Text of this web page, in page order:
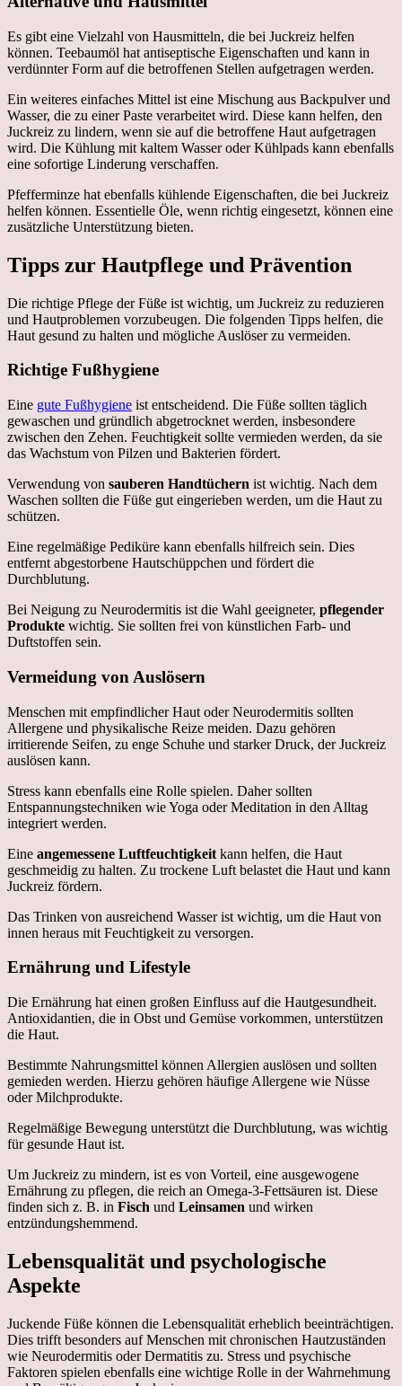
Es gibt eine Vielzahl von Hausmitteln, die bei Juckreiz helfen
können. Teebaumöl hat antiseptische Eigenschaften und kann in
verdünnter Form auf die betroffenen Stellen aufgetragen werden.
Ein weiteres einfaches Mittel ist eine Mischung aus Backpulver und
Wasser, die zu einer Paste verarbeitet wird. Diese kann helfen, den
Juckreiz zu lindern, wenn sie auf die betroffene Haut aufgetragen
wird. Die Kühlung mit kaltem Wasser oder Kühlpads kann ebenfalls
eine sofortige Linderung verschaffen.
Pfefferminze hat ebenfalls kühlende Eigenschaften, die bei Juckreiz
helfen können. Essentielle Öle, wenn richtig eingesetzt, können eine
zusätzliche Unterstützung bieten.
Tipps zur Hautpflege und Prävention
Die richtige Pflege der Füße ist wichtig, um Juckreiz zu reduzieren
und Hautproblemen vorzubeugen. Die folgenden Tipps helfen, die
Haut gesund zu halten und mögliche Auslöser zu vermeiden.
Richtige Fußhygiene
Eine gute Fußhygiene ist entscheidend. Die Füße sollten täglich
gewaschen und gründlich abgetrocknet werden, insbesondere
zwischen den Zehen. Feuchtigkeit sollte vermieden werden, da sie
das Wachstum von Pilzen und Bakterien fördert.
Verwendung von sauberen Handtüchern ist wichtig. Nach dem
Waschen sollten die Füße gut eingerieben werden, um die Haut zu
schützen.
Eine regelmäßige Pediküre kann ebenfalls hilfreich sein. Dies
entfernt abgestorbene Hautschüppchen und fördert die
Durchblutung.
Bei Neigung zu Neurodermitis ist die Wahl geeigneter, pflegender
Produkte wichtig. Sie sollten frei von künstlichen Farb- und
Duftstoffen sein.
Vermeidung von Auslösern
Menschen mit empfindlicher Haut oder Neurodermitis sollten
Allergene und physikalische Reize meiden. Dazu gehören
irritierende Seifen, zu enge Schuhe und starker Druck, der Juckreiz
auslösen kann.
Stress kann ebenfalls eine Rolle spielen. Daher sollten
Entspannungstechniken wie Yoga oder Meditation in den Alltag
integriert werden.
Eine angemessene Luftfeuchtigkeit kann helfen, die Haut
geschmeidig zu halten. Zu trockene Luft belastet die Haut und kann
Juckreiz fördern.
Das Trinken von ausreichend Wasser ist wichtig, um die Haut von
innen heraus mit Feuchtigkeit zu versorgen.
Ernährung und Lifestyle
Die Ernährung hat einen großen Einfluss auf die Hautgesundheit.
Antioxidantien, die in Obst und Gemüse vorkommen, unterstützen
die Haut.
Bestimmte Nahrungsmittel können Allergien auslösen und sollten
gemieden werden. Hierzu gehören häufige Allergene wie Nüsse
oder Milchprodukte.
Regelmäßige Bewegung unterstützt die Durchblutung, was wichtig
für gesunde Haut ist.
Um Juckreiz zu mindern, ist es von Vorteil, eine ausgewogene
Ernährung zu pflegen, die reich an Omega-3-Fettsäuren ist. Diese
finden sich z. B. in Fisch und Leinsamen und wirken
entzündungshemmend.
Lebensqualität und psychologische
Aspekte
Juckende Füße können die Lebensqualität erheblich beeinträchtigen.
Dies trifft besonders auf Menschen mit chronischen Hautzuständen
wie Neurodermitis oder Dermatitis zu. Stress und psychische
Faktoren spielen ebenfalls eine wichtige Rolle in der Wahrnehmung